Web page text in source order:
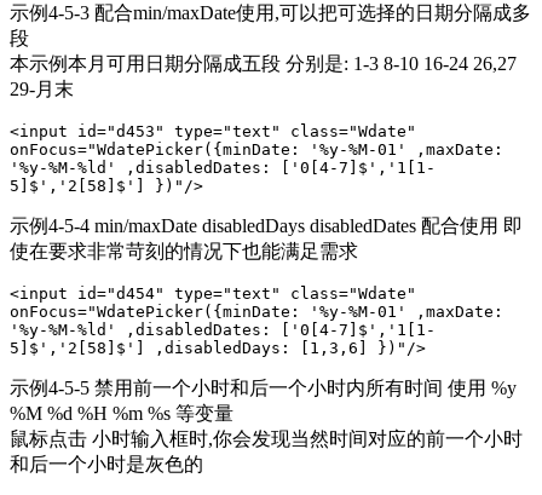
示例4-5-3 配合min/maxDate使用,可以把可选择的日期分隔成多
段
本示例本月可用日期分隔成五段 分别是: 1-3 8-10 16-24 26,27
29-月末
<input id="d453" type="text" class="Wdate"
onFocus="WdatePicker({minDate: '%y-%M-01' ,maxDate:
'%y-%M-%ld' ,disabledDates: ['0[4-7]$','1[1-
5]$','2[58]$'] })"/>
示例4-5-4 min/maxDate disabledDays disabledDates 配合使用 即
使在要求非常苛刻的情况下也能满足需求
<input id="d454" type="text" class="Wdate"
onFocus="WdatePicker({minDate: '%y-%M-01' ,maxDate:
'%y-%M-%ld' ,disabledDates: ['0[4-7]$','1[1-
5]$','2[58]$'] ,disabledDays: [1,3,6] })"/>
示例4-5-5 禁用前一个小时和后一个小时内所有时间 使用 %y
%M %d %H %m %s 等变量
鼠标点击 小时输入框时,你会发现当然时间对应的前一个小时
和后一个小时是灰色的